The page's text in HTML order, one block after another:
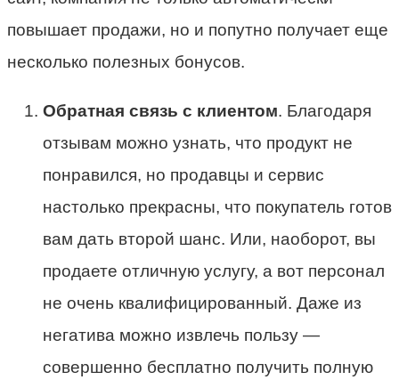
повышает продажи, но и попутно получает еще
несколько полезных бонусов.
Обратная связь с клиентом. Благодаря
отзывам можно узнать, что продукт не
понравился, но продавцы и сервис
настолько прекрасны, что покупатель готов
вам дать второй шанс. Или, наоборот, вы
продаете отличную услугу, а вот персонал
не очень квалифицированный. Даже из
негатива можно извлечь пользу —
совершенно бесплатно получить полную